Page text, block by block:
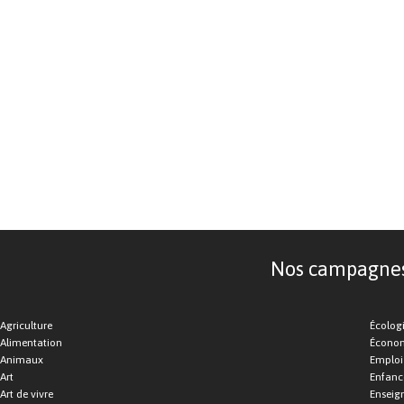
Nos
Agriculture
Alimentation
Animaux
Art
Art de vivre
Emploi